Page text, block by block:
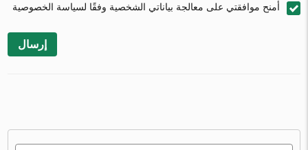
أمنح موافقتي على معالجة بياناتي الشخصية وفقًا لسياسة الخصوصية
إرسال